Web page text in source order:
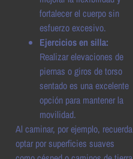
fortalecer el cuerpo sin
esfuerzo excesivo.
Ejercicios en silla:
Realizar elevaciones de
piernas o giros de torso
sentado es una excelente
opción para mantener la
movilidad.
Al caminar, por ejemplo, recuerda
optar por superficies suaves